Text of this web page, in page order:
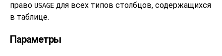
право USAGE для всех типов столбцов, содержащихся
в таблице.
Параметры